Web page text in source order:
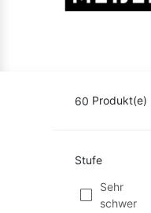
60 Produkt(e)
Stufe
Sehr
schwer